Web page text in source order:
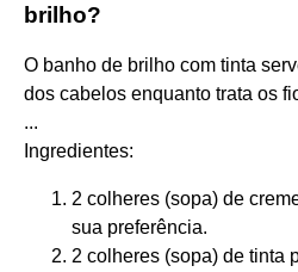
brilho?
O banho de brilho com tinta
dos cabelos enquanto trata os
...
Ingredientes:
2 colheres (sopa) de
sua preferência.
2 colheres (sopa) de tinta